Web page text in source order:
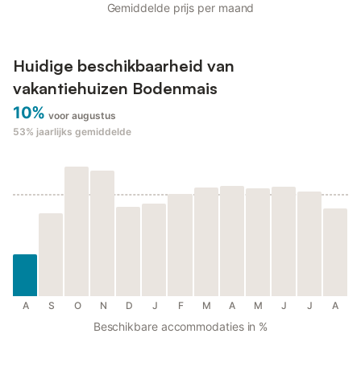
Gemiddelde prijs per maand
Huidige beschikbaarheid van
vakantiehuizen Bodenmais
10% voor augustus
53% jaarlijks gemiddelde
A S O N D J F M A M J J A
Beschikbare accommodaties in %